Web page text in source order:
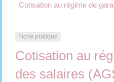
Cotisation au régime de
Fiche pratique
Cotisation au
des salaires